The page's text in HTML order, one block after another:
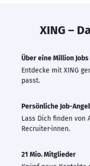
XING –
Über eine Million Jobs
Entdecke mit XING
passt.
Persönliche Job-
Lass Dich finden von
Recruiter·innen.
21 Mio. Mitglieder